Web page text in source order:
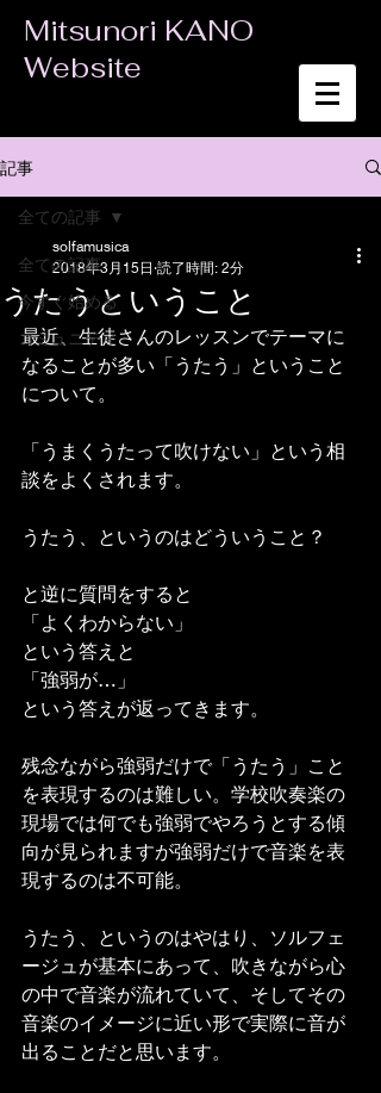
Mitsunori KANO
Website
記事
全ての記事
今すぐ始める
コミュニティ
全ての記事
うたうということ
solfamusica
2018年3月15日 読了時間: 2分
最近、生徒さんのレッスンでテーマに
なることが多い「うたう」ということ
について。
「うまくうたって吹けない」という相
談をよくされます。
うたう、というのはどういうこと？
と逆に質問をすると
「よくわからない」
という答えと
「強弱が…」
という答えが返ってきます。
残念ながら強弱だけで「うたう」こと
を表現するのは難しい。学校吹奏楽の
現場では何でも強弱でやろうとする傾
向が見られますが強弱だけで音楽を表
現するのは不可能。
うたう、というのはやはり、ソルフェ
ージュが基本にあって、吹きながら心
の中で音楽が流れていて、そしてその
音楽のイメージに近い形で実際に音が
出ることだと思います。